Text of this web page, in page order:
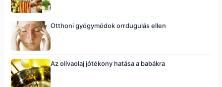
Otthoni gyógymódok orrdugulás ellen
Az olívaolaj jótékony hatása a babákra